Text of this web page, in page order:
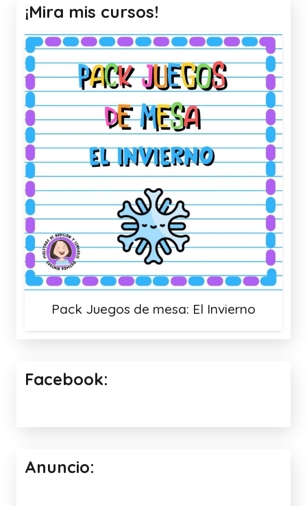
¡Mira mis cursos!
Pack Juegos de mesa: El Invierno
Facebook:
Anuncio: